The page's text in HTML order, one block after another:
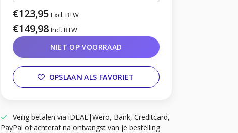
€123,95 Excl. BTW
€149,98 Incl. BTW
NIET OP VOORRAAD
OPSLAAN ALS FAVORIET
Veilig betalen via iDEAL|Wero, Bank, Creditcard,
PayPal of achteraf na ontvangst van je bestelling